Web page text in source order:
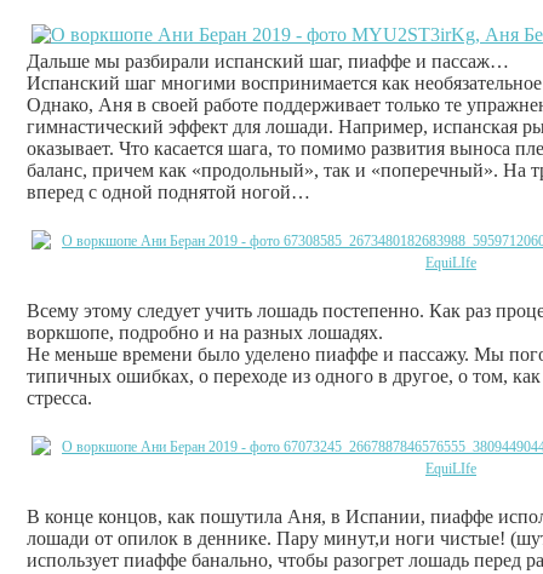
Дальше мы разбирали испанский шаг, пиаффе и пассаж…
Испанский шаг многими воспринимается как
Однако, Аня в своей работе поддерживает только те
гимнастический эффект для лошади. Например, испанская
оказывает. Что касается шага, то помимо развития выноса
баланс, причем как «продольный», так и «поперечный». На
вперед с одной поднятой ногой…
Всему этому следует учить лошадь постепенно. Как раз
воркшопе, подробно и на разных лошадях.
Не меньше времени было уделено пиаффе и пассажу. Мы
типичных ошибках, о переходе из одного в другое, о том,
стресса.
В конце концов, как пошутила Аня, в Испании, пиаффе
лошади от опилок в деннике. Пару минут,и ноги чистые!
использует пиаффе банально, чтобы разогрет лошадь перед